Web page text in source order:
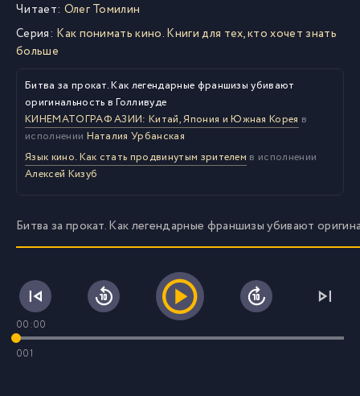
Читает: Олег Томилин
Серия: Как понимать кино. Книги для тех, кто хочет знать
больше
Битва за прокат. Как легендарные франшизы убивают
оригинальность в Голливуде
КИНЕМАТОГРАФ АЗИИ: Китай, Япония и Южная Корея в
исполнении Наталия Урбанская
Язык кино. Как стать продвинутым зрителем в исполнении
Алексей Кизуб
Битва за прокат. Как легендарные франшизы убивают
00:00
001